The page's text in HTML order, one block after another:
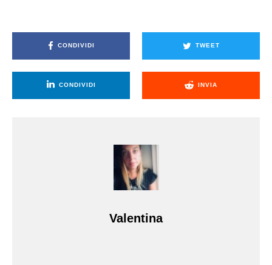
CONDIVIDI TWEET
CONDIVIDI INVIA
Valentina